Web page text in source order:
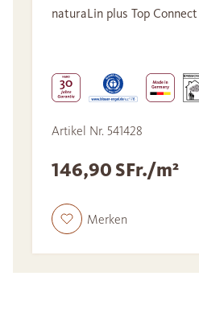
naturaLin plus Top Connect
Artikel Nr. 541428
146,90 SFr./m²
Merken